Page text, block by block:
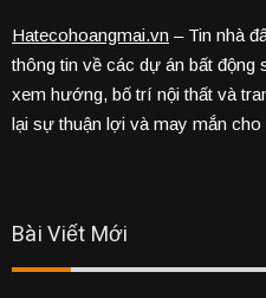
Hatecohoangmai.vn – Tin nhà
thông tin về các dự án bất động
xem hướng, bố trí nội thất và
lại sự thuận lợi và may mắn cho
Bài Viết Mới